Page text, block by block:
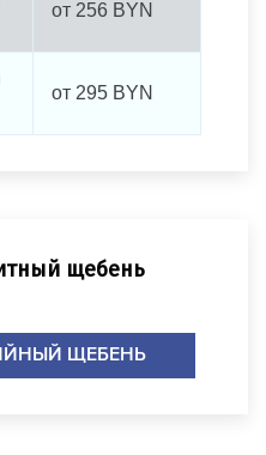
от 256 BYN
от 295 BYN
щебень
ЩЕБЕНЬ